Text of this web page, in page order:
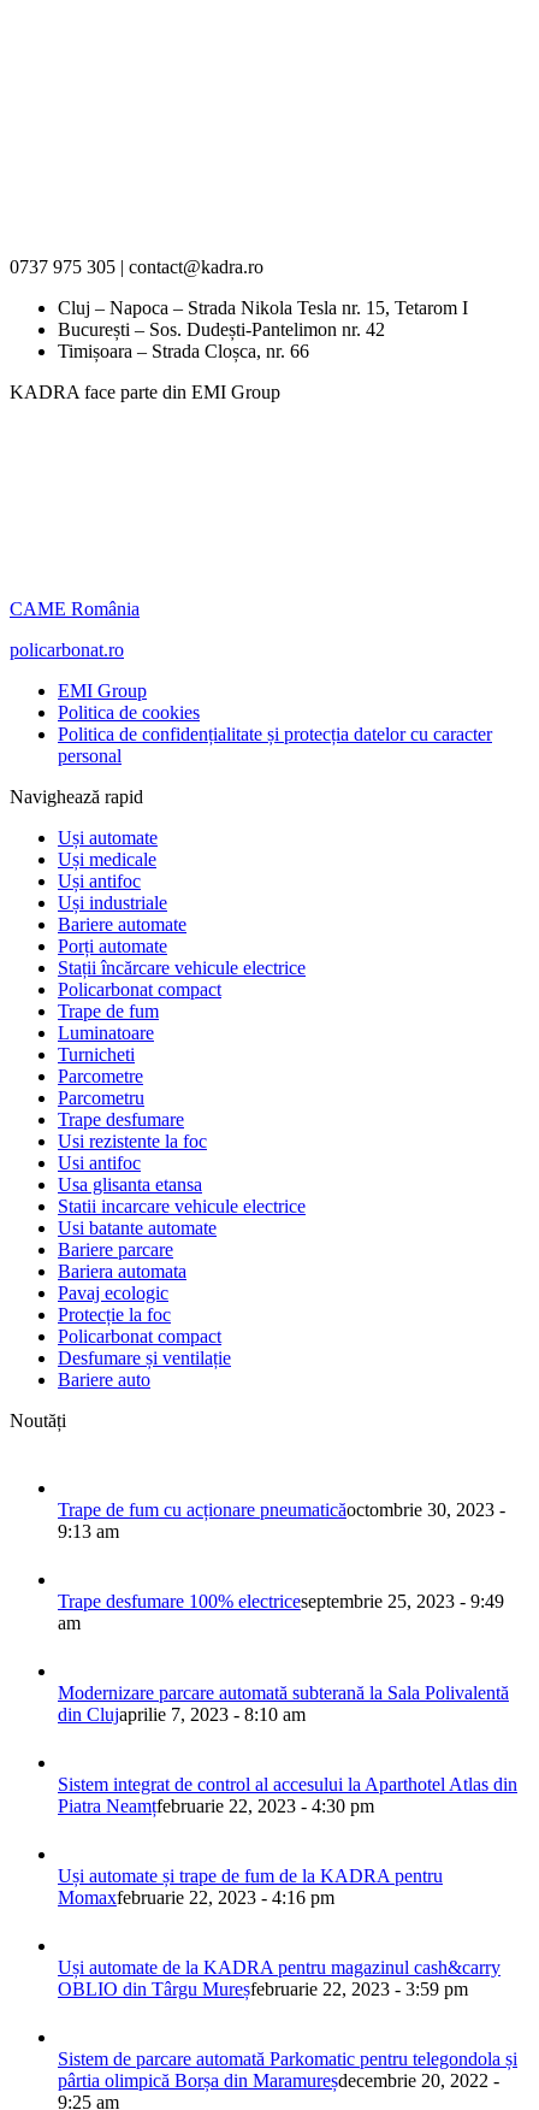
0737 975 305 | contact@kadra.ro
Cluj – Napoca – Strada Nikola Tesla nr. 15, Tetarom I
București – Sos. Dudești-Pantelimon nr. 42
Timișoara – Strada Cloșca, nr. 66
KADRA face parte din EMI Group
CAME România
policarbonat.ro
EMI Group
Politica de cookies
Politica de confidențialitate și protecția datelor cu caracter
personal
Navighează rapid
Uși automate
Uși medicale
Uși antifoc
Uși industriale
Bariere automate
Porți automate
Stații încărcare vehicule electrice
Policarbonat compact
Trape de fum
Luminatoare
Turnicheti
Parcometre
Parcometru
Trape desfumare
Usi rezistente la foc
Usi antifoc
Usa glisanta etansa
Statii incarcare vehicule electrice
Usi batante automate
Bariere parcare
Bariera automata
Pavaj ecologic
Protecție la foc
Policarbonat compact
Desfumare și ventilație
Bariere auto
Noutăți
Trape de fum cu acționare pneumaticăoctombrie 30, 2023 -
9:13 am
Trape desfumare 100% electriceseptembrie 25, 2023 - 9:49
am
Modernizare parcare automată subterană la Sala Polivalentă
din Clujaprilie 7, 2023 - 8:10 am
Sistem integrat de control al accesului la Aparthotel Atlas din
Piatra Neamțfebruarie 22, 2023 - 4:30 pm
Uși automate și trape de fum de la KADRA pentru
Momaxfebruarie 22, 2023 - 4:16 pm
Uși automate de la KADRA pentru magazinul cash&carry
OBLIO din Târgu Mureșfebruarie 22, 2023 - 3:59 pm
Sistem de parcare automată Parkomatic pentru telegondola și
pârtia olimpică Borșa din Maramureșdecembrie 20, 2022 -
9:25 am